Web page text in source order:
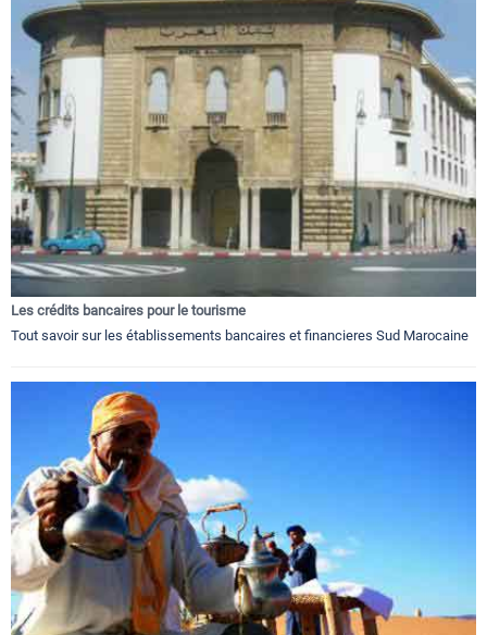
Les crédits bancaires pour le tourisme
Tout savoir sur les établissements bancaires et financieres Sud Marocaine